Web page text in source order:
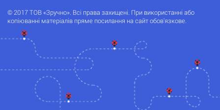
© 2017 ТОВ «Зручно». Всі права захищені. При використанні або
копіюванні матеріалів пряме посилання на сайт обов'язкове.